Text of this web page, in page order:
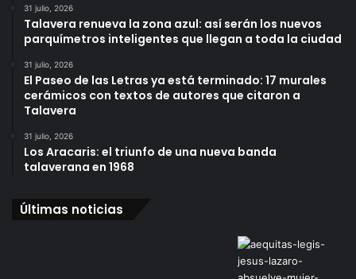
31 julio, 2026
Talavera renueva la zona azul: así serán los nuevos
parquímetros inteligentes que llegan a toda la ciudad
31 julio, 2026
El Paseo de las Letras ya está terminado: 17 murales
cerámicos con textos de autores que citaron a
Talavera
31 julio, 2026
Los Aracaris: el triunfo de una nueva banda
talaverana en 1968
Últimas noticias